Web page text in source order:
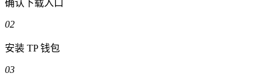
确认下载入口
02
安装 TP 钱包
03